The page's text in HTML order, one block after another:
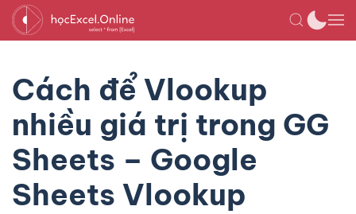
Cách để Vlookup
nhiều giá trị trong GG
Sheets – Google
Sheets Vlookup